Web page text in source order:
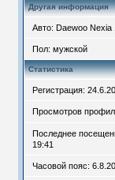
Другая информация
Авто: Daewoo Nexia
Пол: мужской
Статистика
Регистрация:
Просмотров
Последнее
19:41
Часовой пояс: